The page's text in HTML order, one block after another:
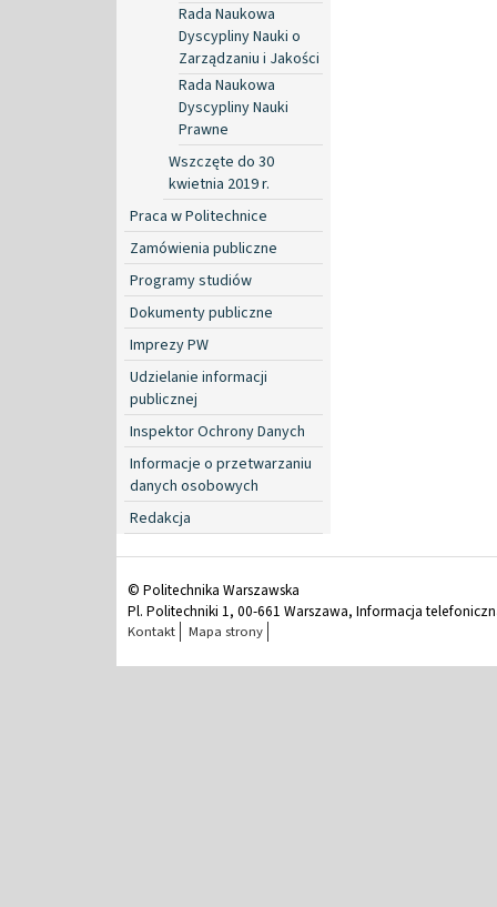
Rada Naukowa
Dyscypliny Nauki o
Zarządzaniu i Jakości
Rada Naukowa
Dyscypliny Nauki
Prawne
Wszczęte do 30
kwietnia 2019 r.
Praca w Politechnice
Zamówienia publiczne
Programy studiów
Dokumenty publiczne
Imprezy PW
Udzielanie informacji
publicznej
Inspektor Ochrony Danych
Informacje o przetwarzaniu
danych osobowych
Redakcja
© Politechnika Warszawska
Pl. Politechniki 1, 00-661 Warszawa, Informacja
Kontakt Mapa strony